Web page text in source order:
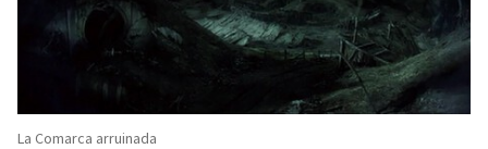
La Comarca arruinada